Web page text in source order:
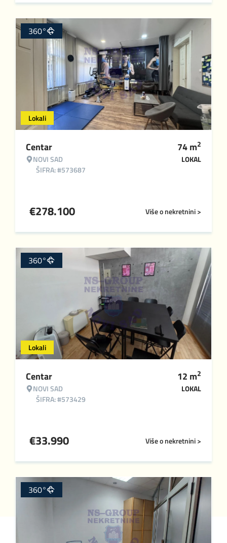
Lokali
360°
Centar
NOVI SAD
ŠIFRA: #573687
74m2
LOKAL
Više o nekretnini >
€278.100
Lokali
360°
Centar
NOVI SAD
ŠIFRA: #573429
12 m2
LOKAL
Više o nekretnini >
€33.990
360°